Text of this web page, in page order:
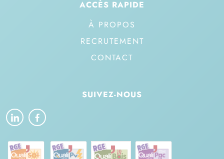
ACCÈS RAPIDE
À PROPOS
RECRUTEMENT
CONTACT
SUIVEZ-NOUS